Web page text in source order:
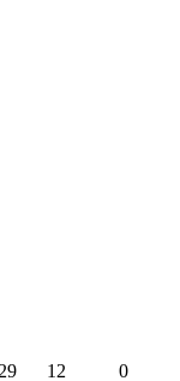
12 0